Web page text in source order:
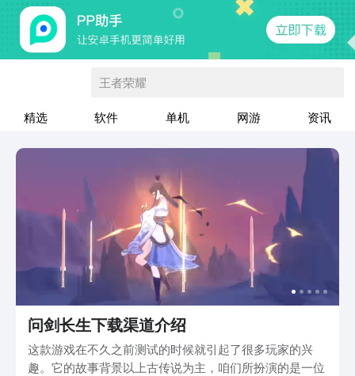
王者荣耀
精选 软件 单机 网游 资讯
问剑长生下载渠道介绍
这款游戏在不久之前测试的时候就引起了很多玩家的兴
趣。它的故事背景以上古传说为主，咱们所扮演的是一位